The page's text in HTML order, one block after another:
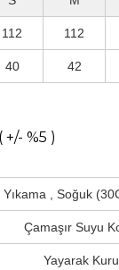
112 112
40 42
%5 )
Yıkama , Soğuk
Çamaşır Suyu
Yayarak